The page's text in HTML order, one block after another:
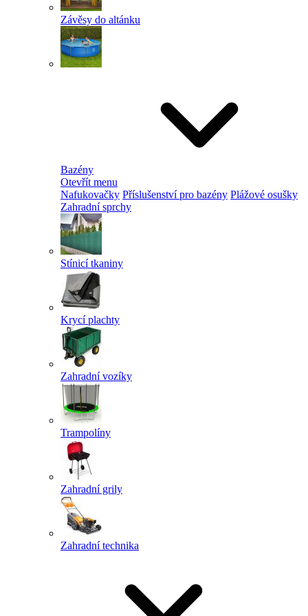
Závěsy do altánku
Bazény
Otevřít menu
Nafukovačky Příslušenství pro bazény Plážové osušky
Zahradní sprchy
Stínicí tkaniny
Krycí plachty
Zahradní vozíky
Trampolíny
Zahradní grily
Zahradní technika